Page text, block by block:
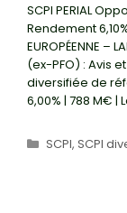
SCPI PERIAL
Rendement
EUROPÉENNE –
(ex-PFO) : Avis
diversifiée de
6,00% | 788 M€ |
Catégories
SCPI, SCPI